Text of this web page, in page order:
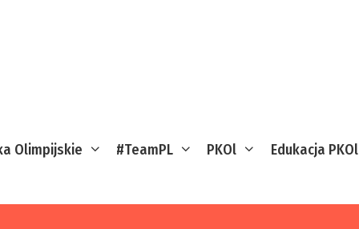
Olimpijskie #TeamPL PKOl Edukacja PKOl